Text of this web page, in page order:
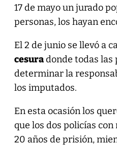
17 de mayo un jurado
personas, los hayan
El 2 de junio se llevó a
cesuradonde todas las
determinar la
los imputados.
En esta ocasión los
que los dos policías
20 años de prisión,